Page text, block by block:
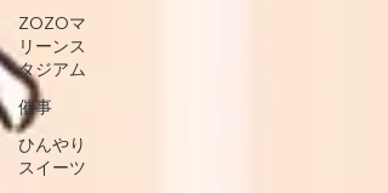
ZOZOマ
リーンス
タジアム
催事
ひんやり
スイーツ